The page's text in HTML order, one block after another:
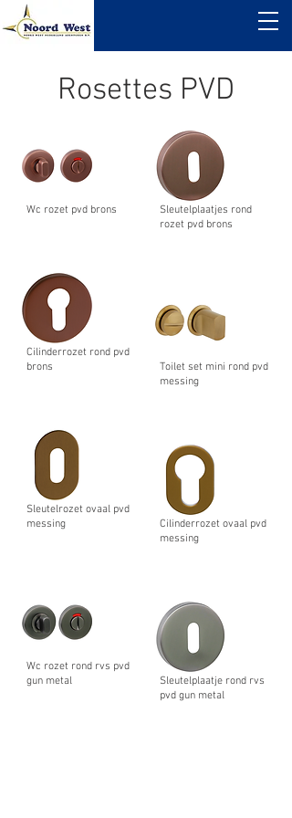
Rosettes PVD
Wc rozet pvd brons
Cilinderrozet rond pvd
brons
Sleutelrozet ovaal pvd
messing
Wc rozet rond rvs pvd
gun metal
Sleutelplaatjes rond
rozet pvd brons
Toilet set mini rond pvd
messing
Cilinderrozet ovaal pvd
messing
Sleutelplaatje rond rvs
pvd gun metal